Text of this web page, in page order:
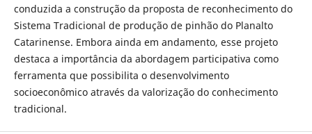
conduzida a construção da proposta de reconhecimento do
Sistema Tradicional de produção de pinhão do Planalto
Catarinense. Embora ainda em andamento, esse projeto
destaca a importância da abordagem participativa como
ferramenta que possibilita o desenvolvimento
socioeconômico através da valorização do conhecimento
tradicional.